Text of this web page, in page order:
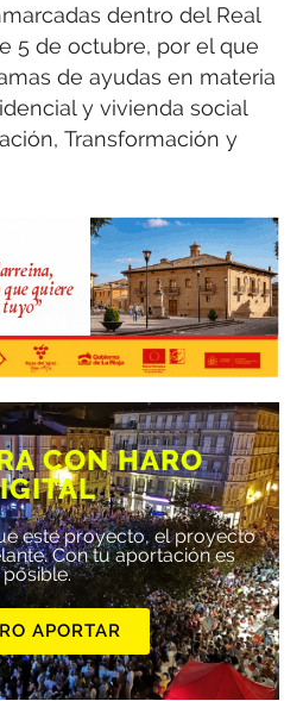
dentro del Real
5 de octubre, por el que
de ayudas en materia
y vivienda social
Transformación y
CON HARO
este proyecto, el proyecto
Con tu aportación es
posible.
APORTAR